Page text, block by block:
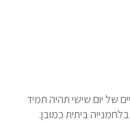
של יום שישי תהיה תמיד
ביתית כמובן.